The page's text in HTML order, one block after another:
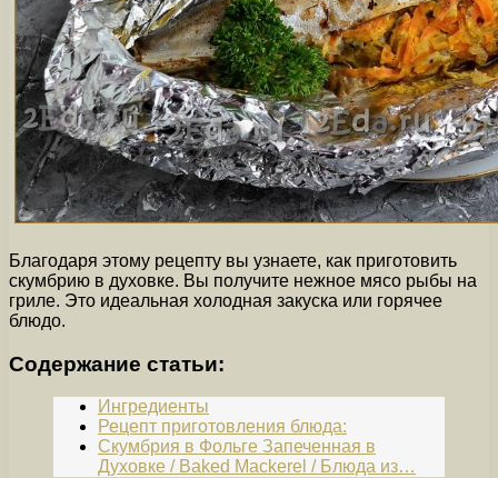
Благодаря этому рецепту вы узнаете, как приготовить
скумбрию в духовке. Вы получите нежное мясо рыбы на
гриле. Это идеальная холодная закуска или горячее
блюдо.
Содержание статьи:
Ингредиенты
Рецепт приготовления блюда:
Скумбрия в Фольге Запеченная в
Духовке / Baked Mackerel / Блюда из…